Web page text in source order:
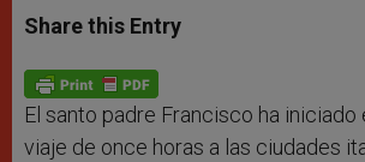
t
s
p
p
s
e
g
e
r
e
b
o
k
Share this Entry
El santo padre Francisco ha
viaje de once horas a las ciudades